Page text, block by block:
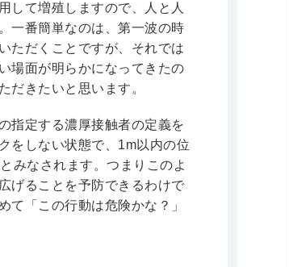
して増殖しますので、人と人
一番簡単なのは、第一波の時
ただくことですが、それでは
場面が明らかになってきたの
だきたいと思います。
指定する濃厚接触者の定義を
をしない状態で、1m以内の位
みなされます。つまりこのよ
げることを予防できるわけで
て「この行動は危険かな？」